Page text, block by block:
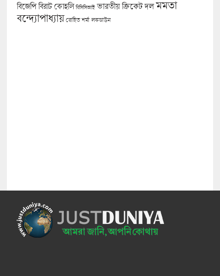
বিজেপি বিরাট কোহলি বিসিসিআই ভারতীয় ক্রিকেট দল মমতা
বন্দ্যোপাধ্যায় রোহিত শর্মা লকডাউন